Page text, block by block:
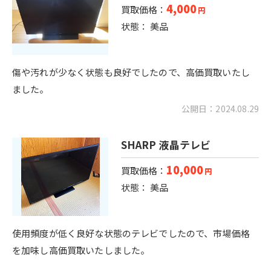
買取価格：4,000円
状態： 美品
傷や汚れが少なく状態も良好でしたので、高価買取いたし
ました。
公開日：2024.08.29
SHARP 液晶テレビ
買取価格： 10,000円
状態： 美品
使用頻度が低く良好な状態のテレビでしたので、市場価格
を加味し高価買取いたしました。